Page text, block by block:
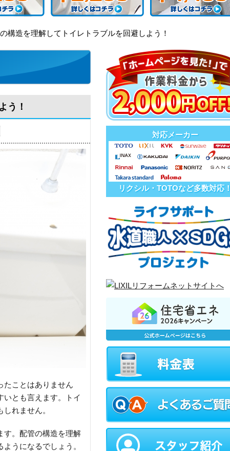
構造を理解してトイレトラブルを回避しよう！
う！
たことはありません
いとも言えます。トイ
れません。
す。配管の構造を理解
うになるでしょう。
対応メーカー
リクシル・TOTOなど多数対応！